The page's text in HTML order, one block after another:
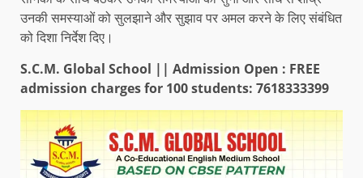
उनकी समस्याओं को सुलझाने और सुझाव पर अमल करने के लिए संबंधित
को दिशा निर्देश दिए।
S.C.M. Global School || Admission Open : FREE
admission charges for 100 students: 7618333399